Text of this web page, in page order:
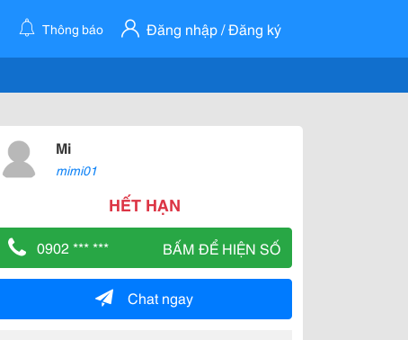
Thông báo Đăng nhập / Đăng ký
Mi
mimi01
HẾT HẠN
0902 *** *** BẤM ĐỂ HIỆN SỐ
Chat ngay